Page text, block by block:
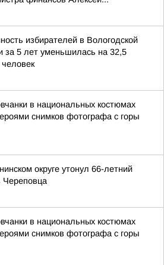
избирателей в Вологодской
за 5 лет уменьшилась на 32,5
в национальных костюмах
снимков фотографа с горы
округе утонул 66-летний
Череповца
в национальных костюмах
снимков фотографа с горы